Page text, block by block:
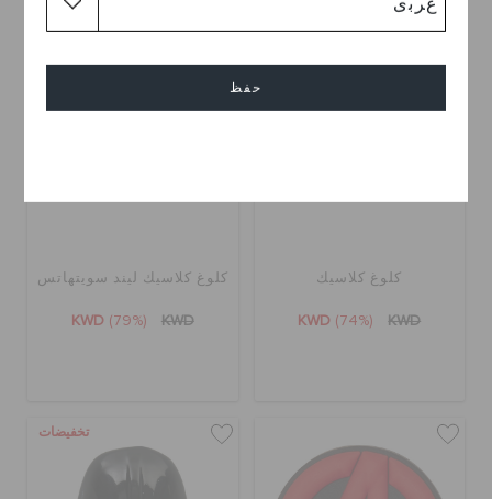
حفظ
تخفيضات
كلوغ كلاسيك
KWD (74%) KWD
تخفيضات
كلوغ كلاسيك ليند سويتهاتس
KWD (79%) KWD
تخفيضات